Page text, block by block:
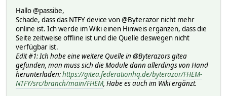
$tags = defined $tags && length $tags ? ",$tags" :
ntfy($msg,4,"battery".$tags)
}
sub ntfyError {
my ($msg, $tags) = @_;
$tags = defined $tags && length $tags ? ",$tags" :
ntfy($msg, 5, "x".$tags);
}
Hallo @passibe,
Schade, dass das NTFY device von @Byterazor nicht mehr
online ist. Ich werde im Wiki einen Hinweis ergänzen, dass die
Seite zeitweise offline ist und die Quelle deswegen nicht
verfügbar ist.
Edit #1: Ich habe eine weitere Quelle in @Byterazors gitea
gefunden, man muss sich die Module dann allerdings von Hand
herunterladen:https://gitea.federationhq.de/byterazor/FHEM-
NTFY/src/branch/main/FHEM, Habe es auch im Wiki ergänzt.